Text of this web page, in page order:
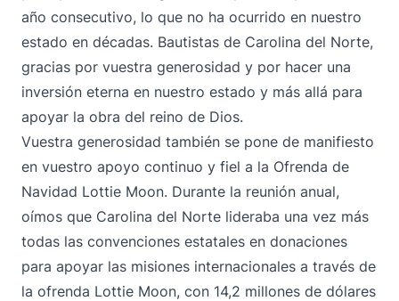
año consecutivo, lo que no ha ocurrido en nuestro
estado en décadas. Bautistas de Carolina del Norte,
gracias por vuestra generosidad y por hacer una
inversión eterna en nuestro estado y más allá para
apoyar la obra del reino de Dios.
Vuestra generosidad también se pone de manifiesto
en vuestro apoyo continuo y fiel a la Ofrenda de
Navidad Lottie Moon. Durante la reunión anual,
oímos que Carolina del Norte lideraba una vez más
todas las convenciones estatales en donaciones
para apoyar las misiones internacionales a través de
la ofrenda Lottie Moon, con 14,2 millones de dólares